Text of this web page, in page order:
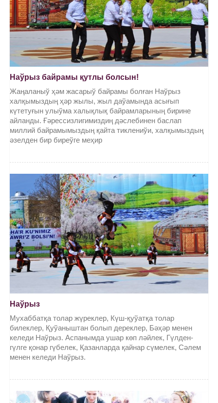
Наўрыз байрамы қутлы болсын!
Жаңаланыў ҳәм жасарыў байрамы болған Наўрыз
халқымыздың ҳәр жылы, жыл даўамында асығып
күтетуғын улыўма халықлық байрамларының бирине
айланды. Ғәрессизлигимиздиң дәслебинен баслап
миллий байрамымыздың қайта тиклениўи, халқымыздың
әзелден бир биреўге меҳир
Наўрыз
Мухаббатқа толар жүреклер, Күш-қуўатқа толар
билеклер, Қуўаныштан болып дереклер, Бәҳәр менен
келеди Наўрыз. Аспанымда ушар көп ләйлек, Гүлден-
гүлге қонар гүбелек, Қазанларда қайнар сүмелек, Сәлем
менен келеди Наўрыз.